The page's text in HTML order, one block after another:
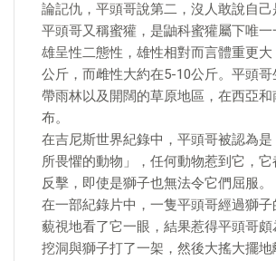
論記仇，平頭哥說第二，沒人敢說自己
平頭哥又稱蜜獾，是鼬科蜜獾屬下唯
雄呈性二態性，雄性相對而言體重更
公斤，而雌性大約在5-10公斤。平頭
帶雨林以及開闊的草原地區，在西亞
布。
在吉尼斯世界紀錄中，平頭哥被認為
所畏懼的動物」，任何動物惹到它，
反擊，即使是獅子也無法令它們屈服。
在一部紀錄片中，一隻平頭哥經過獅
藐視地看了它一眼，結果惹得平頭哥
挖洞與獅子打了一架，然後大搖大擺地